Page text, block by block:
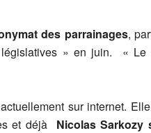
des parrainages,
» en juin. « Le
sur internet. Elle
et déjà Nicolas Sarkozy